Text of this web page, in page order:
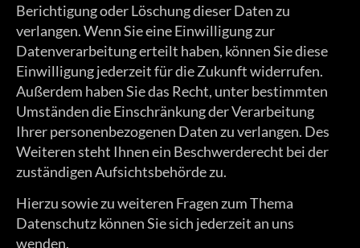
Berichtigung oder Löschung dieser Daten zu
verlangen. Wenn Sie eine Einwilligung zur
Datenverarbeitung erteilt haben, können Sie diese
Einwilligung jederzeit für die Zukunft widerrufen.
Außerdem haben Sie das Recht, unter bestimmten
Umständen die Einschränkung der Verarbeitung
Ihrer personenbezogenen Daten zu verlangen. Des
Weiteren steht Ihnen ein Beschwerderecht bei der
zuständigen Aufsichtsbehörde zu.
Hierzu sowie zu weiteren Fragen zum Thema
Datenschutz können Sie sich jederzeit an uns
wenden.